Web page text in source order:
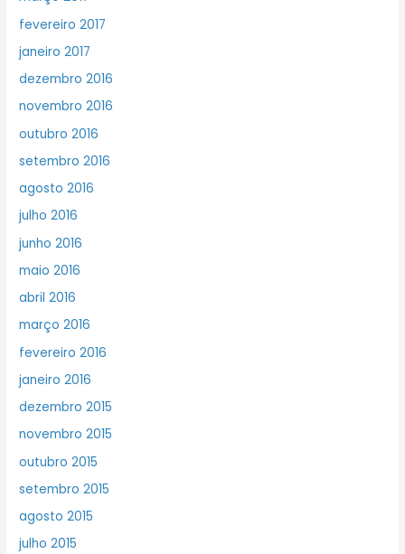
fevereiro 2017
janeiro 2017
dezembro 2016
novembro 2016
outubro 2016
setembro 2016
agosto 2016
julho 2016
junho 2016
maio 2016
abril 2016
março 2016
fevereiro 2016
janeiro 2016
dezembro 2015
novembro 2015
outubro 2015
setembro 2015
agosto 2015
julho 2015